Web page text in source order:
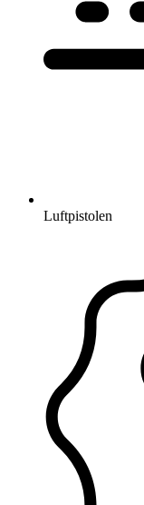
Luftpistolen